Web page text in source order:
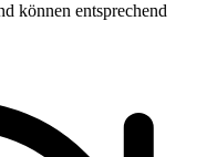
können entsprechend